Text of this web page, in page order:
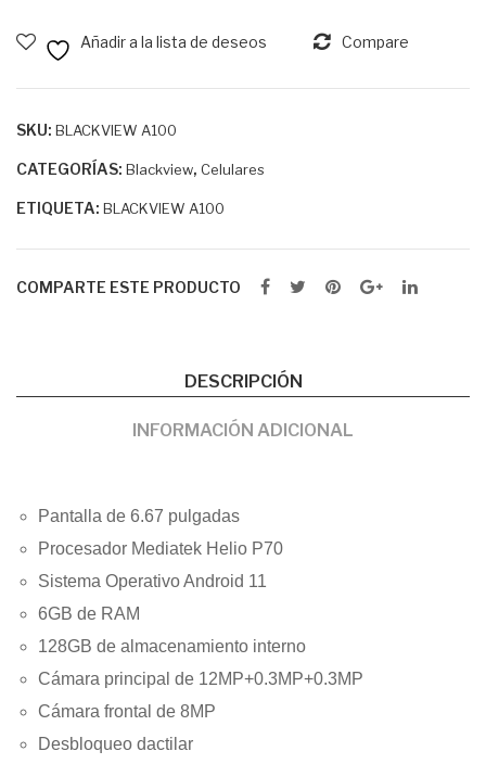
Añadir a la lista de deseos Compare
SKU: BLACKVIEW A100
CATEGORÍAS: Blackview, Celulares
ETIQUETA: BLACKVIEW A100
COMPARTE ESTE PRODUCTO
DESCRIPCIÓN
INFORMACIÓN ADICIONAL
Pantalla de 6.67 pulgadas
Procesador Mediatek Helio P70
Sistema Operativo Android 11
6GB de RAM
128GB de almacenamiento interno
Cámara principal de 12MP+0.3MP+0.3MP
Cámara frontal de 8MP
Desbloqueo dactilar